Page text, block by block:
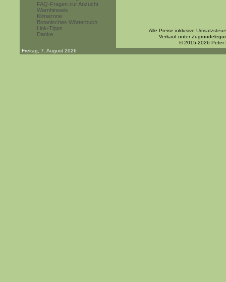
FAQ-Fragen zur Anzucht
Warnhinweis
Klimazone
Botanisches Wörterbuch
Link-Tipps
Danke
Alle Preise inklusive
Verkauf unter
© 2015-2026 Peter
Freitag, 7. August 2026